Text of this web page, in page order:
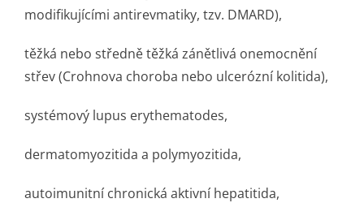
modifikujícími antirevmatiky, tzv. DMARD),
těžká nebo středně těžká zánětlivá onemocnění
střev (Crohnova choroba nebo ulcerózní kolitida),
systémový lupus erythematodes,
dermatomyozitida a polymyozitida,
autoimunitní chronická aktivní hepatitida,